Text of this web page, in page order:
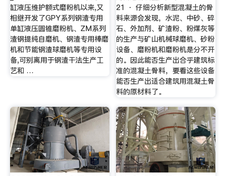
缸液压维护额式磨粉机以来,又
相继开发了GPY系列钢渣专用
单缸液压圆锥磨粉机、ZM系列
渣钢提纯自磨机、钢渣专用棒磨
机和节能钢渣球磨机等专用设
备,可别离用于钢渣干法生产工
艺和 …
21 · 仔细分析新型混凝土的骨
料来源会发现，水泥、中砂、碎
石、外加剂、矿渣粉、粉煤灰等
的生产与矿山机械球磨机、砂粉
设备、磨粉机和磨粉机是分不开
的。因此能否生产出合乎建筑标
准的混凝土骨料，要看这些设备
能否生产出适合建筑用混凝土骨
料的原材料了。